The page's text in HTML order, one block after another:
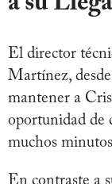
El director
Martínez,
mantener a
oportunidad de
muchos